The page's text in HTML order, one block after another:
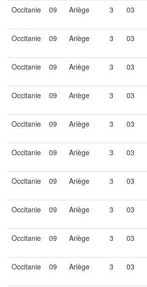
Occitanie 09 Ariège 3 03
Occitanie 09 Ariège 3 03
Occitanie 09 Ariège 3 03
Occitanie 09 Ariège 3 03
Occitanie 09 Ariège 3 03
Occitanie 09 Ariège 3 03
Occitanie 09 Ariège 3 03
Occitanie 09 Ariège 3 03
Occitanie 09 Ariège 3 03
Occitanie 09 Ariège 3 03